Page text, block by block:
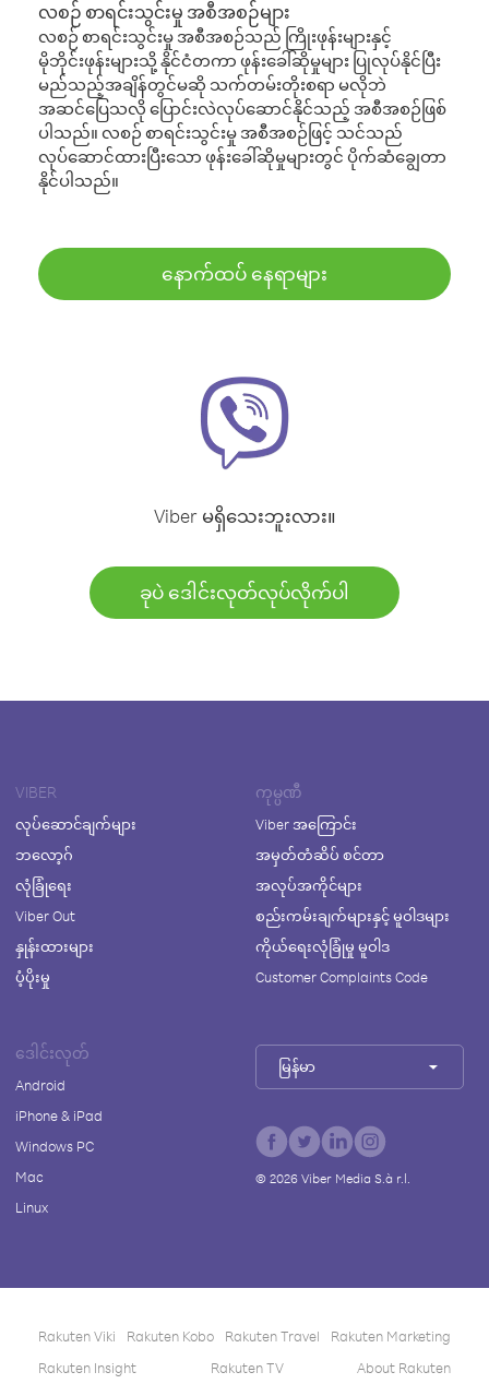
လစဉ် စာရင်းသွင်းမှု အစီအစဉ်များ
လစဉ် စာရင်းသွင်းမှု အစီအစဉ်သည် ကြိုးဖုန်းများနှင့်
မိုဘိုင်းဖုန်းများသို့ နိုင်ငံတကာ ဖုန်းခေါ်ဆိုမှုများ ပြုလုပ်နိုင်ပြီး
မည်သည့်အချိန်တွင်မဆို သက်တမ်းတိုးစရာ မလိုဘဲ
အဆင်ပြေသလို ပြောင်းလဲလုပ်ဆောင်နိုင်သည့် အစီအစဉ်ဖြစ်
ပါသည်။ လစဉ် စာရင်းသွင်းမှု အစီအစဉ်ဖြင့် သင်သည်
လုပ်ဆောင်ထားပြီးသော ဖုန်းခေါ်ဆိုမှုများတွင် ပိုက်ဆံချွေတာ
နိုင်ပါသည်။
နောက်ထပ် နေရာများ
Viber မရှိသေးဘူးလား။
ခုပဲ ဒေါင်းလုတ်လုပ်လိုက်ပါ
VIBER
လုပ်ဆောင်ချက်များ
ဘလော့ဂ်
လုံခြုံရေး
Viber Out
နှုန်းထားများ
ပံ့ပိုးမှု
ကုမ္ပဏီ
Viber အကြောင်း
အမှတ်တံဆိပ် စင်တာ
အလုပ်အကိုင်များ
စည်းကမ်းချက်များနှင့် မူဝါဒများ
ကိုယ်ရေးလုံခြုံမှု မူဝါဒ
Customer Complaints Code
ဒေါင်းလုတ်
Android
iPhone & iPad
Windows PC
Mac
Linux
မြန်မာ
© 2026Viber Media S.à r.l.
Rakuten Viki Rakuten Kobo Rakuten Travel
Rakuten Marketing
Rakuten Insight
Rakuten TV About Rakuten